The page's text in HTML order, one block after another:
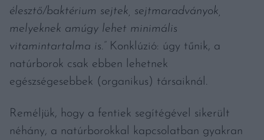
élesztő/baktérium sejtek, sejtmaradványok,
melyeknek amúgy lehet minimális
vitamintartalma is.” Konklúzió: úgy tűnik, a
natúrborok csak ebben lehetnek
egészségesebbek (organikus) társaiknál.
Reméljük, hogy a fentiek segítégével sikerült
néhány, a natúrborokkal kapcsolatban gyakran